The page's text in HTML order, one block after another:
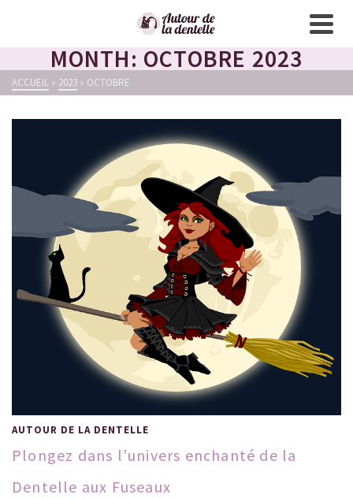
MONTH: OCTOBRE 2023
ACCUEIL » 2023 » OCTOBRE
AUTOUR DE LA DENTELLE
Plongez dans l’univers enchanté de la
Dentelle aux Fuseaux